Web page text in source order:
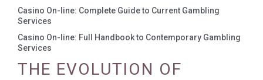
Casino On-line: Complete Guide to Current Gambling
Services
Casino On-line: Full Handbook to Contemporary Gambling
Services
THE EVOLUTION OF